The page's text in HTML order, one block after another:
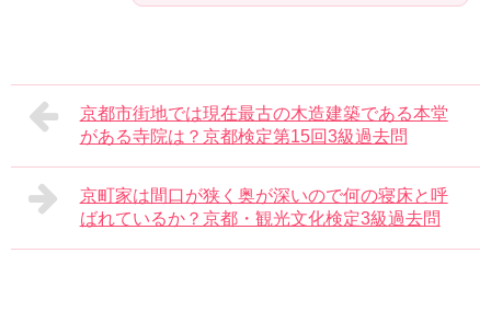
京都市街地では現在最古の木造建築である本堂
がある寺院は？京都検定第15回3級過去問
京町家は間口が狭く奥が深いので何の寝床と呼
ばれているか？京都・観光文化検定3級過去問